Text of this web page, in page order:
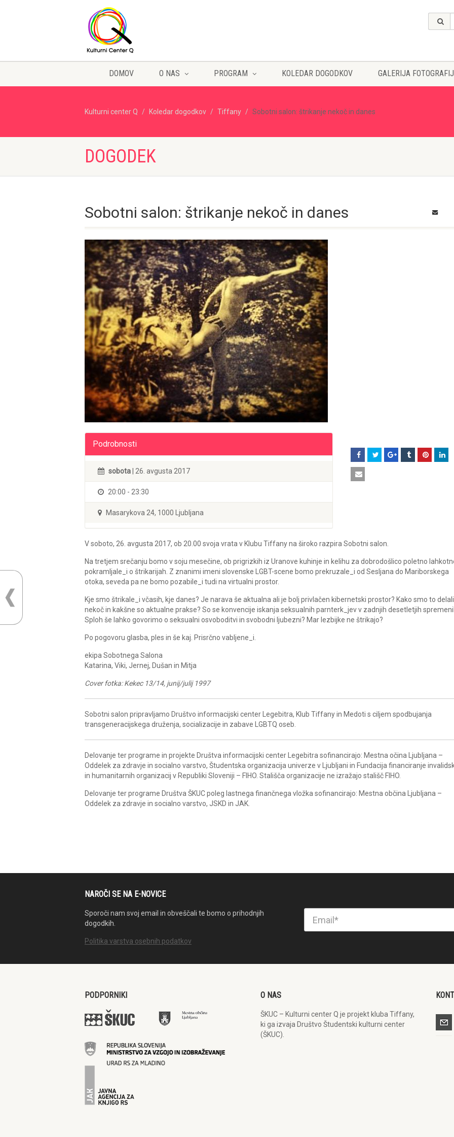
DOMOV O NAS PROGRAM KOLEDAR DOGODKOV GALERIJA FOTOGRAFIJ
Kulturni center Q Koledar dogodkov Tiffany Sobotni salon: štrikanje nekoč in danes
DOGODEK
Sobotni salon: štrikanje nekoč in danes
Podrobnosti
sobota | 26. avgusta 2017
20:00 - 23:30
Masarykova 24, 1000 Ljubljana
V soboto, 26. avgusta 2017, ob 20.00 svoja vrata v Klubu Tiffany na široko razpira Sobotni salon.
Na tretjem srečanju bomo v soju mesečine, ob prigrizkih iz Uranove kuhinje in kelihu za dobrodošlico poletno
pokramljale_i o štrikarijah. Z znanimi imeni slovenske LGBT-scene bomo prekruzale_i od Sesljana do Mariborskega
otoka, seveda pa ne bomo pozabile_i tudi na virtualni prostor.
Kje smo štrikale_i včasih, kje danes? Je narava še aktualna ali je bolj privlačen kibernetski prostor? Kako smo to
nekoč in kakšne so aktualne prakse? So se konvencije iskanja seksualnih parnterk_jev v zadnjih desetletjih
Sploh še lahko govorimo o seksualni osvoboditvi in svobodni ljubezni? Mar lezbijke ne štrikajo?
Po pogovoru glasba, ples in še kaj. Prisrčno vabljene_i.
ekipa Sobotnega Salona
Katarina, Viki, Jernej, Dušan in Mitja
Cover fotka: Kekec 13/14, junij/julij 1997
Sobotni salon pripravljamo Društvo informacijski center Legebitra, Klub Tiffany in Medoti s ciljem spodbujanja
transgeneracijskega druženja, socializacije in zabave LGBTQ oseb.
Delovanje ter programe in projekte Društva informacijski center Legebitra sofinancirajo: Mestna očina Ljubljana –
Oddelek za zdravje in socialno varstvo, Študentska organizacija univerze v Ljubljani in Fundacija financiranje
in humanitarnih organizacij v Republiki Sloveniji – FIHO. Stališča organizacije ne izražajo stališč FIHO.
Delovanje ter programe Društva ŠKUC poleg lastnega finančnega vložka sofinancirajo: Mestna občina Ljubljana –
Oddelek za zdravje in socialno varstvo, JSKD in JAK.
NAROČI SE NA E-NOVICE
Sporoči nam svoj email in obveščali te bomo o prihodnjih
dogodkih.
Politika varstva osebnih podatkov
PODPORNIKI O NAS
ŠKUC – Kulturni center Q je projekt kluba Tiffany,
ki ga izvaja Društvo Študentski kulturni center
(ŠKUC).